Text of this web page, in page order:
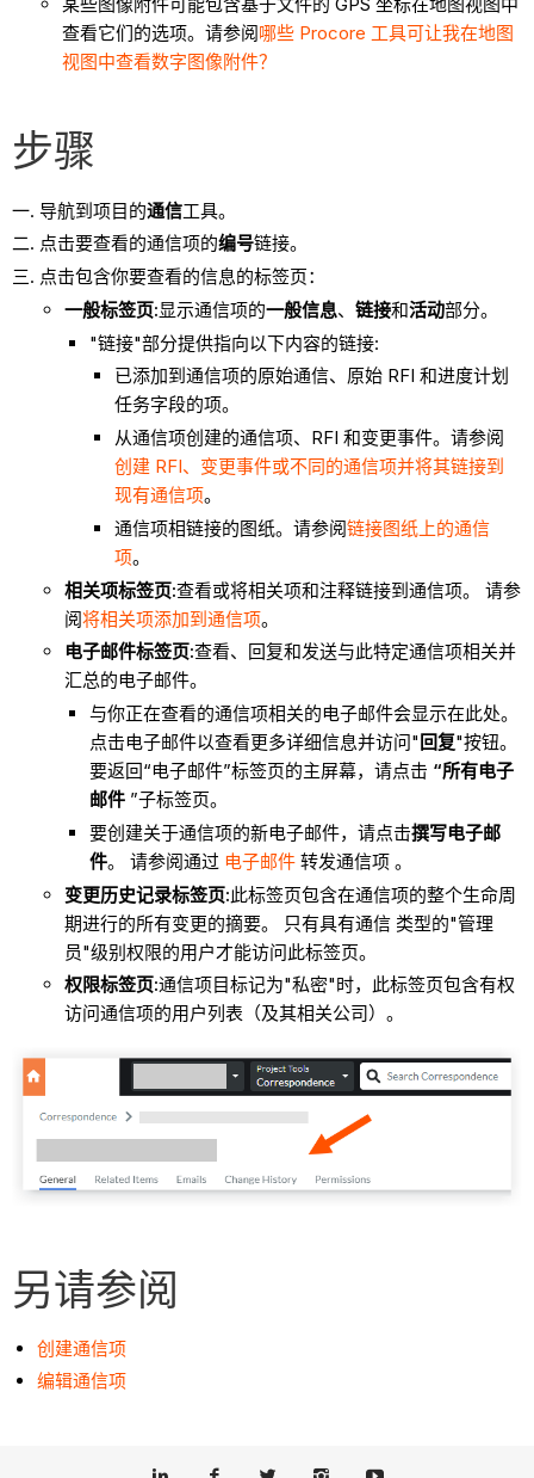
查看它们的选项。请参阅哪些 Procore 工具可让我在地图
视图中查看数字图像附件？
步骤
导航到项目的通信工具。
点击要查看的通信项的编号链接。
点击包含你要查看的信息的标签页：
一般标签页:显示通信项的一般信息、 链接和活动部分。
"链接"部分提供指向以下内容的链接:
已添加到通信项的原始通信、原始 RFI 和进度计划
任务字段的项。
从通信项创建的通信项、RFI 和变更事件。请参阅
创建 RFI、变更事件或不同的通信项并将其链接到
现有通信项。
通信项相链接的图纸。请参阅链接图纸上的通信
项。
相关项标签页:查看或将相关项和注释链接到通信项。 请参
阅将相关项添加到通信项。
电子邮件标签页:查看、回复和发送与此特定通信项相关并
汇总的电子邮件。
与你正在查看的通信项相关的电子邮件会显示在此处。
点击电子邮件以查看更多详细信息并访问" 回复"按钮。
要返回“电子邮件”标签页的主屏幕，请点击 “所有电子
邮件”子标签页。
要创建关于通信项的新电子邮件，请点击撰写电子邮
件。 请参阅通过电子邮件 转发通信项 。
变更历史记录标签页:此标签页包含在通信项的整个生命周
期进行的所有变更的摘要。 只有具有通信 类型的"管理
员"级别权限的用户才能访问此标签页。
权限标签页:通信项目标记为"私密"时，此标签页包含有权
访问通信项的用户列表（及其相关公司）。
另请参阅
创建通信项
编辑通信项